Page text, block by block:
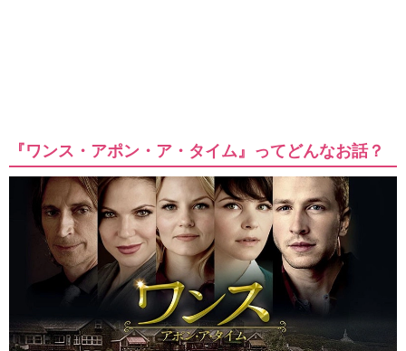
『ワンス・アポン・ア・タイム』ってどんなお話？